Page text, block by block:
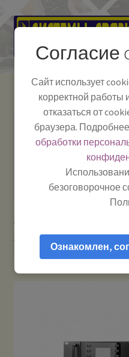
Перейти
навигации
Перейти
содержимому
Как пользоваться
Полезная информация
Мой аккаунт
Системы Связи:
г. Красноярск, ул.
Работаем:Пн-Пт:
10:00–18:00
гарнитуры и прочие
профессиональный
Согласие
Сайт использует
корректной работы
отказаться от
браузера.
обработки
безоговорочное
Ознакомлен,